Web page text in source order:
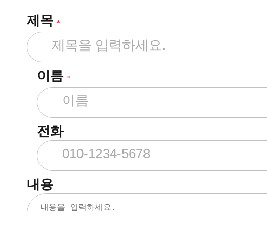
제목 *
이름 *
전화
내용